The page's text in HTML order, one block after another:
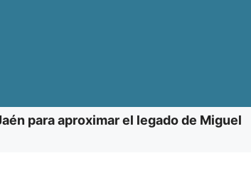
para aproximar el legado de Miguel